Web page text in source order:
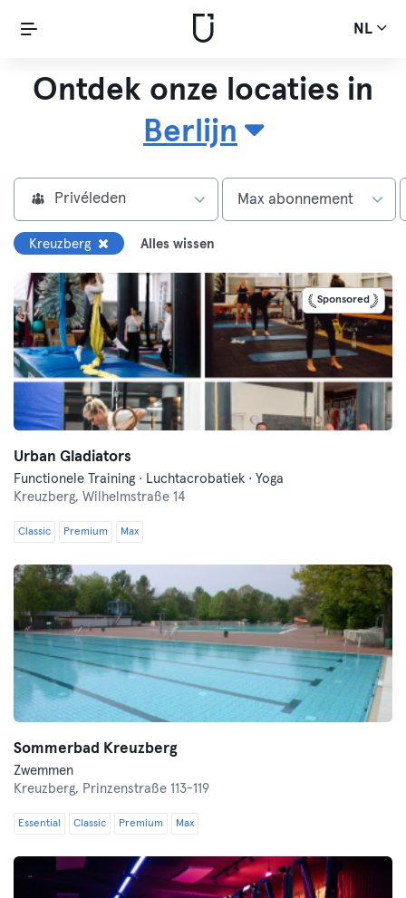
NL
Ontdek onze locaties in
Berlijn
Privéleden Max abonnement
Kreuzberg Alles wissen
Sponsored
Urban Gladiators
Functionele Training · Luchtacrobatiek · Yoga
Kreuzberg, Wilhelmstraße 14
Classic Premium Max
Sommerbad Kreuzberg
Zwemmen
Kreuzberg, Prinzenstraße 113-119
Essential Classic Premium Max